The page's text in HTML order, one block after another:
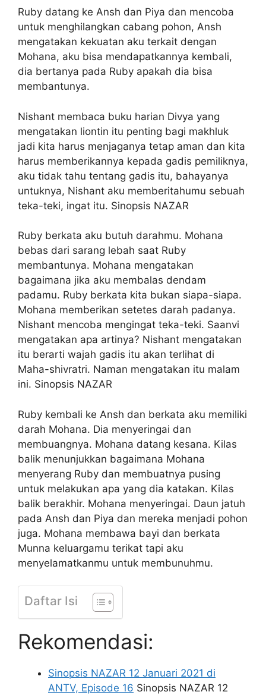
Ruby datang ke Ansh dan Piya dan mencoba
untuk menghilangkan cabang pohon, Ansh
mengatakan kekuatan aku terkait dengan
Mohana, aku bisa mendapatkannya kembali,
dia bertanya pada Ruby apakah dia bisa
membantunya.
Nishant membaca buku harian Divya yang
mengatakan liontin itu penting bagi makhluk
jadi kita harus menjaganya tetap aman dan kita
harus memberikannya kepada gadis pemiliknya,
aku tidak tahu tentang gadis itu, bahayanya
untuknya, Nishant aku memberitahumu sebuah
teka-teki, ingat itu. Sinopsis NAZAR
Ruby berkata aku butuh darahmu. Mohana
bebas dari sarang lebah saat Ruby
membantunya. Mohana mengatakan
bagaimana jika aku membalas dendam
padamu. Ruby berkata kita bukan siapa-siapa.
Mohana memberikan setetes darah padanya.
Nishant mencoba mengingat teka-teki. Saanvi
mengatakan apa artinya? Nishant mengatakan
itu berarti wajah gadis itu akan terlihat di
Maha-shivratri. Naman mengatakan itu malam
ini. Sinopsis NAZAR
Ruby kembali ke Ansh dan berkata aku memiliki
darah Mohana. Dia menyeringai dan
membuangnya. Mohana datang kesana. Kilas
balik menunjukkan bagaimana Mohana
menyerang Ruby dan membuatnya pusing
untuk melakukan apa yang dia katakan. Kilas
balik berakhir. Mohana menyeringai. Daun jatuh
pada Ansh dan Piya dan mereka menjadi pohon
juga. Mohana membawa bayi dan berkata
Munna keluargamu terikat tapi aku
menyelamatkanmu untuk membunuhmu.
Daftar Isi
Rekomendasi:
Sinopsis NAZAR 12 Januari 2021 di
ANTV, Episode 16 Sinopsis NAZAR 12